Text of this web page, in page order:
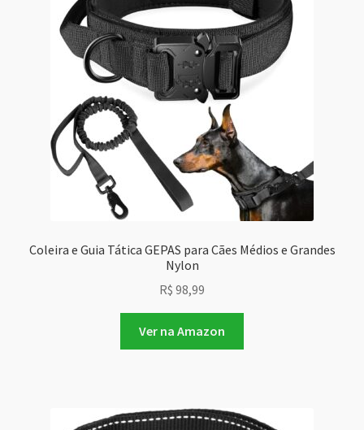
Coleira e Guia Tática GEPAS para Cães Médios e Grandes
Nylon
R$ 98,99
Ver na Amazon